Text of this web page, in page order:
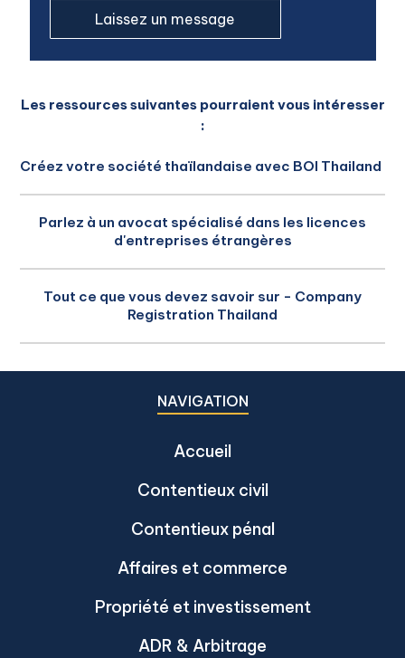
Les ressources suivantes pourraient vous intéresser
:
Créez votre société thaïlandaise avec BOI Thailand
Parlez à un avocat spécialisé dans les licences
d'entreprises étrangères
Tout ce que vous devez savoir sur - Company
Registration Thailand
NAVIGATION
Accueil
Contentieux civil
Contentieux pénal
Affaires et commerce
Propriété et investissement
ADR & Arbitrage